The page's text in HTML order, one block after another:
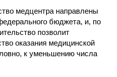
медцентра направлены
бюджета, и, по
позволит
оказания медицинской
к уменьшению числа